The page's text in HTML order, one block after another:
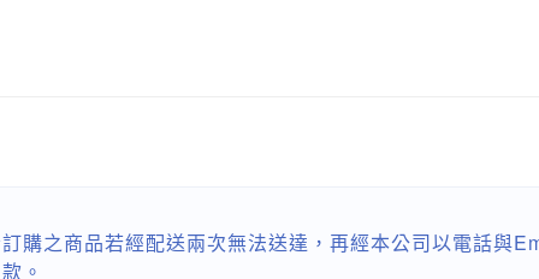
購之商品若經配送兩次無法送達，再經本公司以電話與
。